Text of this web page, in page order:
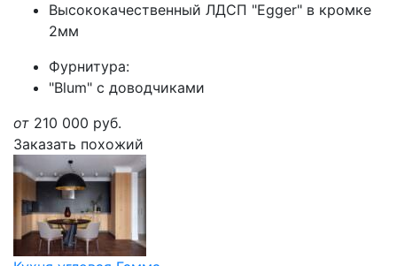
Высококачественный ЛДСП "Egger" в кромке
2мм
Фурнитура:
"Blum" с доводчиками
от 210 000 руб.
Заказать похожий